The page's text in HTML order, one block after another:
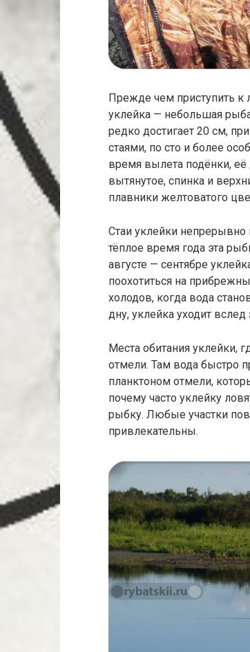
Прежде чем приступить к
уклейка — небольшая
редко достигает 20 см,
стаями, по сто и более
время вылета подёнки,
вытянутое, спинка и
плавники желтоватого
Стаи уклейки
тёплое время года эта
августе — сентябре
поохотиться на
холодов, когда вода
дну, уклейка уходит
Места обитания уклейки,
отмели. Там вода быстро
планктоном отмели,
почему часто уклейку
рыбку. Любые участки
привлекательны.